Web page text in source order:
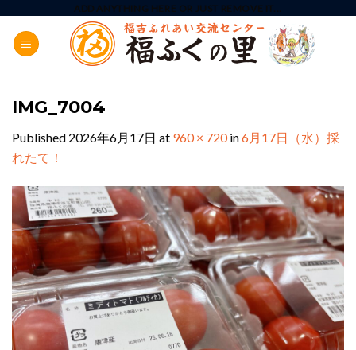
content
ADD ANYTHING HERE OR JUST REMOVE IT...
IMG_7004
Published 2026年6月17日 at 960 × 720in6月17日（水）採
れたて！